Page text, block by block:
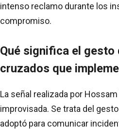
intenso reclamo durante los
compromiso.
Qué significa el gesto
cruzados que
La señal realizada por
improvisada. Se trata del
adoptó para comunicar